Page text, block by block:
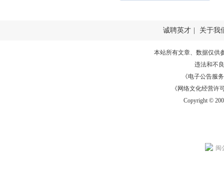
诚聘英才 关于我
本站所有文章、数据仅供
违法和不
《电子公告服务
《网络文化经营许
Copyright ©
闽